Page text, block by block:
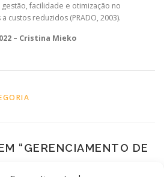
facilidade e otimização no
custos reduzidos (PRADO, 2003).
– Cristina Mieko
“GERENCIAMENTO DE